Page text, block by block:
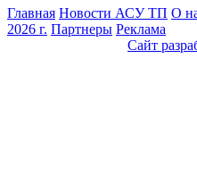
Главная Новости АСУ ТП О
2026 г. Партнеры Реклама
Сайт